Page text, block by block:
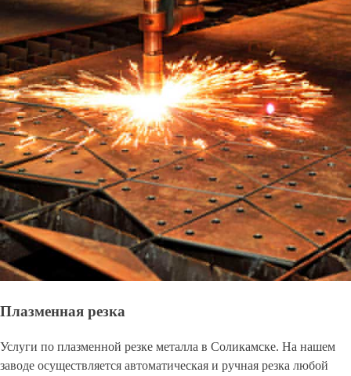
Плазменная резка
Услуги по плазменной резке металла в Соликамске. На нашем
заводе осуществляется автоматическая и ручная резка любой